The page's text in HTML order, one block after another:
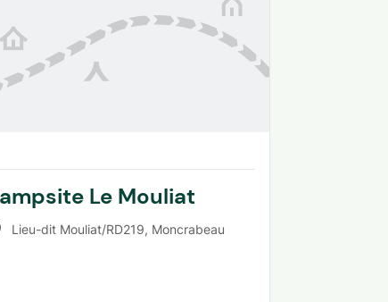
Le Mouliat
Lieu-dit Mouliat/RD219, Moncrabeau